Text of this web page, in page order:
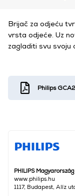
PHILIPS Magyarország
www.philips.hu
1117, Budapest, Alíz
Brijač za odjeću
vrsta odjeće. Uz
zagladiti svu svoju
Philips